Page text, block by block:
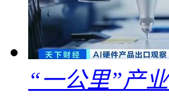
“一公里”产